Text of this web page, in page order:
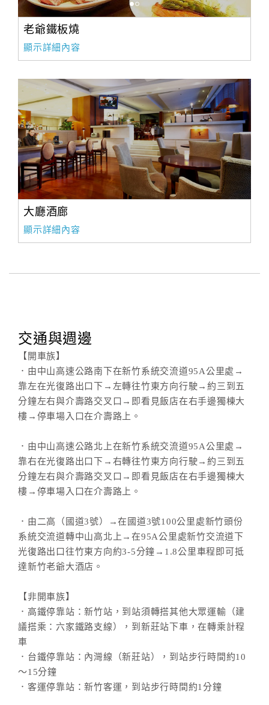
老爺鐵板燒
顯示詳細內容
大廳酒廊
顯示詳細內容
交通與週邊
【開車族】
．由中山高速公路南下在新竹系統交流道95A公里處→
靠左在光復路出口下→左轉往竹東方向行駛→約三到五
分鐘左右與介壽路交叉口→即看見飯店在右手邊獨棟大
樓→停車場入口在介壽路上。
．由中山高速公路北上在新竹系統交流道95A公里處→
靠右在光復路出口下→右轉往竹東方向行駛→約三到五
分鐘左右與介壽路交叉口→即看見飯店在右手邊獨棟大
樓→停車場入口在介壽路上。
．由二高（國道3號）→在國道3號100公里處新竹頭份
系統交流道轉中山高北上→在95A公里處新竹交流道下
光復路出口往竹東方向約3-5分鐘→1.8公里車程即可抵
達新竹老爺大酒店。
【非開車族】
．高鐵停靠站：新竹站，到站須轉搭其他大眾運輸（建
議搭乘：六家鐵路支線），到新莊站下車，在轉乘計程
車
．台鐵停靠站：內灣線（新莊站），到站步行時間約10
～15分鐘
．客運停靠站：新竹客運，到站步行時間約1分鐘